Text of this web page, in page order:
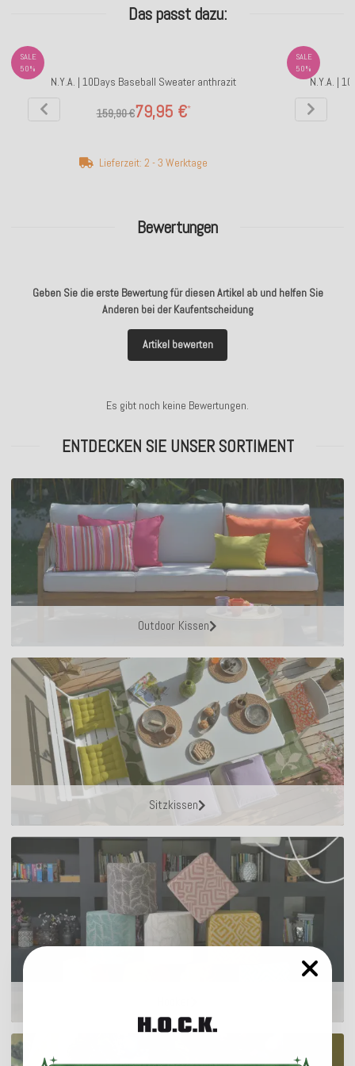
Bewertungen
Geben Sie die erste Bewertung für diesen Artikel ab und helfen Sie
Anderen bei der Kaufentscheidung
Artikel bewerten
Es gibt noch keine Bewertungen.
Das passt dazu:
SALE
50%
N.Y.A. | 10Days Baseball Sweater anthrazit
79,95 €*
159,90 €
Lieferzeit: 2 - 3 Werktage
SALE
50%
N.Y.A. |
ENTDECKEN SIE UNSER SORTIMENT
Outdoor Kissen
Sitzkissen